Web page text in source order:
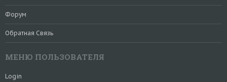
Форум
Обратная Связь
МЕНЮ ПОЛЬЗОВАТЕЛЯ
Login